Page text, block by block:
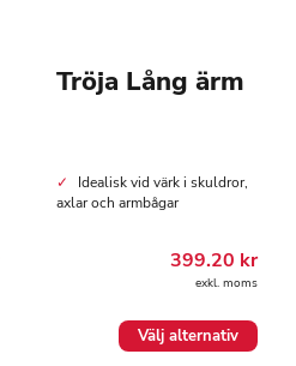
Tröja Lång ärm
Idealisk vid värk i skuldror,
axlar och armbågar
399.20 kr
exkl. moms
Välj alternativ